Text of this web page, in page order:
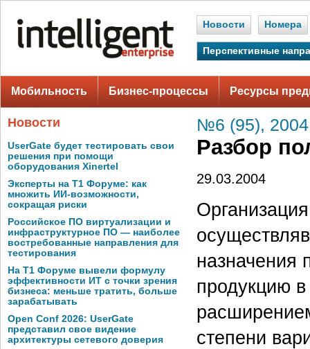
Новости Номера
Перспективные
Мобильность Бизнес-процессы Ресурсы
Новости
UserGate будет тестировать свои
решения при помощи
оборудования Xinertel
Эксперты на Т1 Форуме: как
множить ИИ-возможности,
сокращая риски
Российское ПО виртуализации и
инфраструктурное ПО — наиболее
востребованные направления для
тестирования
На Т1 Форуме вывели формулу
эффективности ИТ с точки зрения
бизнеса: меньше тратить, больше
зарабатывать
Open Conf 2026: UserGate
представил свое видение
архитектуры сетевого доверия
№6 (95), 2004
Разбор
29.03.2004
назначения
продукцию
степени